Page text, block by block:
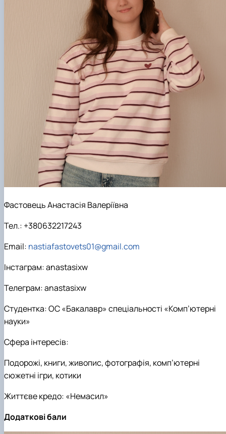
Фастовець Анастасія Валеріївна
Тел.: +380632217243
Еmail: nastiafastovets01@gmail.com
Інстаграм: anastasixw
Телеграм: anastasixw
Студентка: ОС «Бакалавр» спеціальності «Комп’ютерні
науки»
Сфера інтересів:
Подорожі, книги, живопис, фотографія, комп’ютерні
сюжетні ігри, котики
Життєве кредо: «Немасил»
Додаткові бали